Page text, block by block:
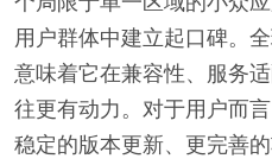
用户群体中建立起口碑。
意味着它在兼容性、服务
往更有动力。对于用户而
稳定的版本更新、更完善